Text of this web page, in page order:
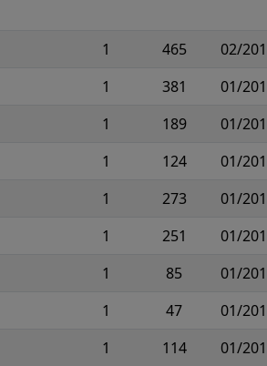
1 465
02/
1 381
01/
1 189
01/
1 124
01/
1 273
01/
1 251
01/
1 85
01/
1 47
01/
1 114
01/